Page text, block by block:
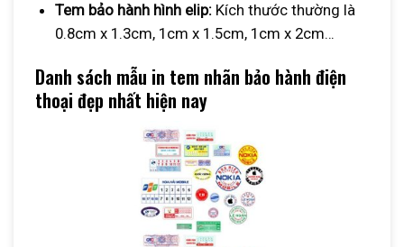
Tem bảo hành hình elip:Kích thước thường là
0.8cm x 1.3cm, 1cm x 1.5cm, 1cm x 2cm…
Danh sách mẫu in tem nhãn bảo hành điện
thoại đẹp nhất hiện nay